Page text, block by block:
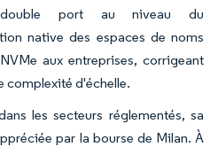
port au niveau du
native des espaces de noms
aux entreprises, corrigeant
complexité d'échelle.
les secteurs réglementés, sa
par la bourse de Milan. À